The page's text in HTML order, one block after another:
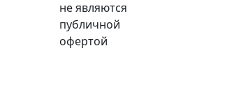
не являются
публичной
офертой